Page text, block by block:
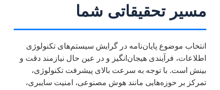
مسیر تحقیقاتی شما
انتخاب موضوع پایان‌نامه در گرایش سیستم‌های تکنولوژی
اطلاعات، فرآیندی هیجان‌انگیز و در عین حال نیازمند دقت و
بینش است. با توجه به سرعت بالای پیشرفت تکنولوژی،
تمرکز بر حوزه‌هایی مانند هوش مصنوعی، امنیت سایبری،